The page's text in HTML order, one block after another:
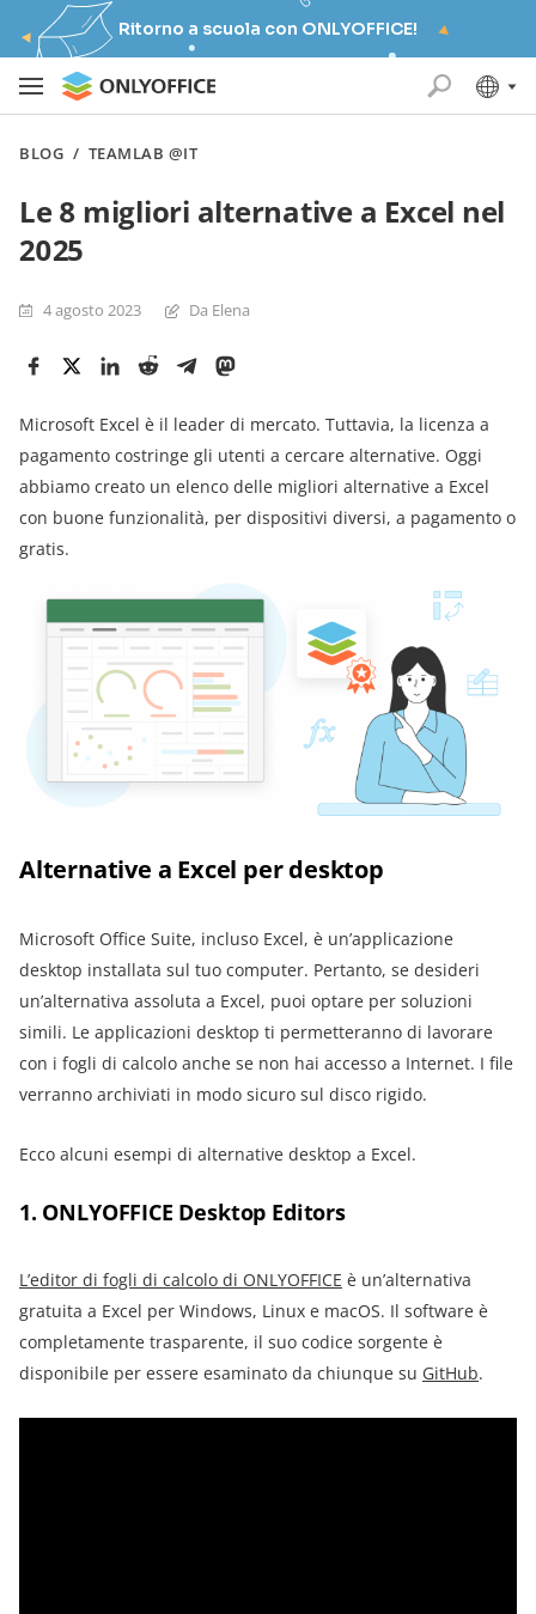
Ritorno a scuola con ONLYOFFICE!
BLOG / TEAMLAB @IT
Le 8 migliori alternative a Excel nel
2025
4 agosto 2023 Da Elena
Microsoft Excel è il leader di mercato. Tuttavia, la licenza a
pagamento costringe gli utenti a cercare alternative. Oggi
abbiamo creato un elenco delle migliori alternative a Excel
con buone funzionalità, per dispositivi diversi, a pagamento o
gratis.
Alternative a Excel per desktop
Microsoft Office Suite, incluso Excel, è un’applicazione
desktop installata sul tuo computer. Pertanto, se desideri
un’alternativa assoluta a Excel, puoi optare per soluzioni
simili. Le applicazioni desktop ti permetteranno di lavorare
con i fogli di calcolo anche se non hai accesso a Internet. I file
verranno archiviati in modo sicuro sul disco rigido.
Ecco alcuni esempi di alternative desktop a Excel.
1. ONLYOFFICE Desktop Editors
L’editor di fogli di calcolo di ONLYOFFICE è un’alternativa
gratuita a Excel per Windows, Linux e macOS. Il software è
completamente trasparente, il suo codice sorgente è
disponibile per essere esaminato da chiunque su GitHub.